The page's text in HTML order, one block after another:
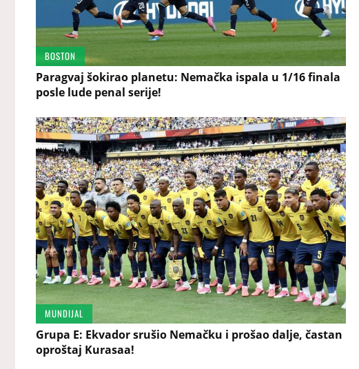
BOSTON
Paragvaj šokirao planetu: Nemačka ispala u 1/16 finala
posle lude penal serije!
MUNDIJAL
Grupa E: Ekvador srušio Nemačku i prošao dalje, častan
oproštaj Kurasaa!